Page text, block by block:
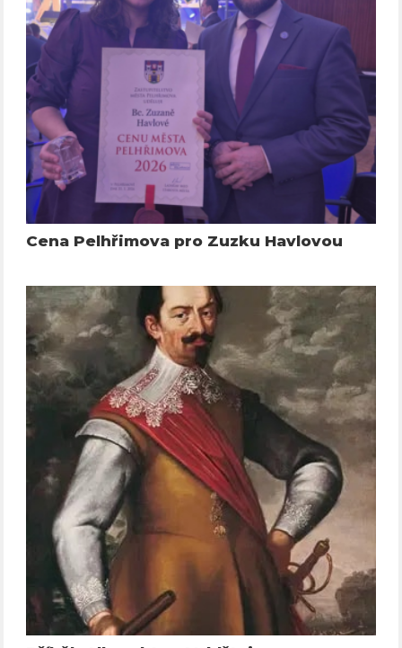
Cena Pelhřimova pro Zuzku Havlovou